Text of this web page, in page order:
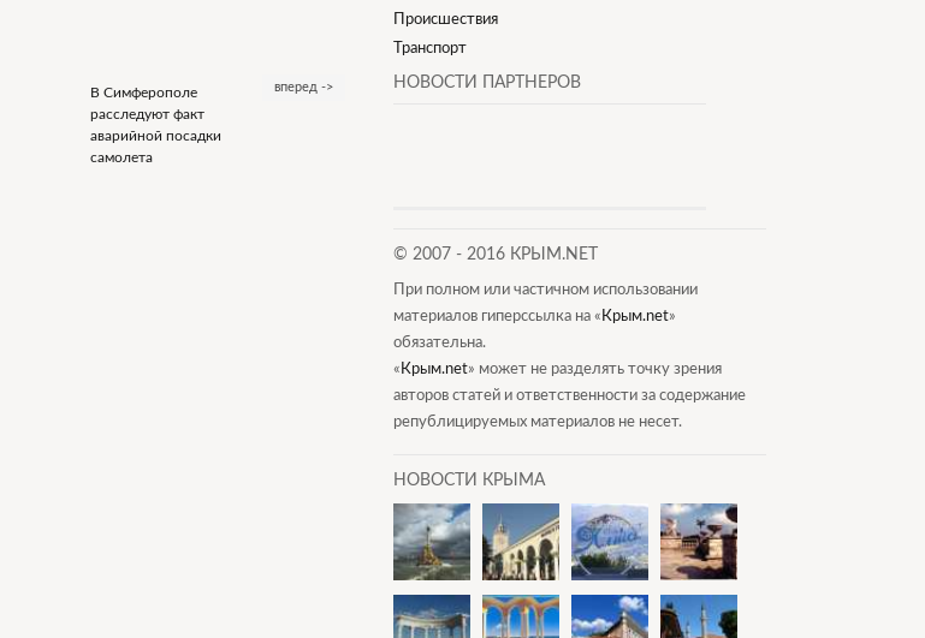
вперед ->
В Симферополе
расследуют факт
аварийной посадки
самолета
Происшествия
Транспорт
НОВОСТИ ПАРТНЕРОВ
© 2007 - 2016 КРЫМ.NET
При полном или частичном использовании
материалов гиперссылка на « Крым.net»
обязательна.
« Крым.net» может не разделять точку зрения
авторов статей и ответственности за содержание
републицируемых материалов не несет.
НОВОСТИ КРЫМА